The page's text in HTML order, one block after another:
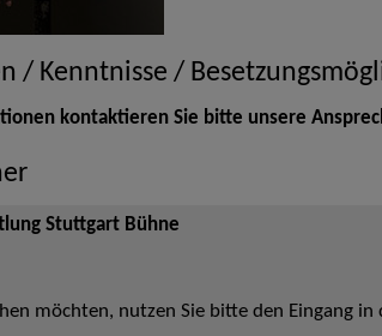
/ Kenntnisse /
kontaktieren Sie bitte unsere
Stuttgart Bühne
möchten, nutzen Sie bitte den Eingang